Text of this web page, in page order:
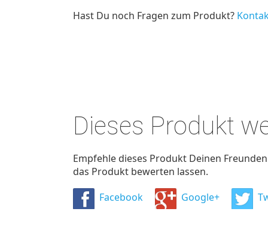
Hast Du noch Fragen zum Produkt?
Dieses Produkt
Empfehle dieses Produkt Deinen
das Produkt bewerten lassen.
Facebook
Google+